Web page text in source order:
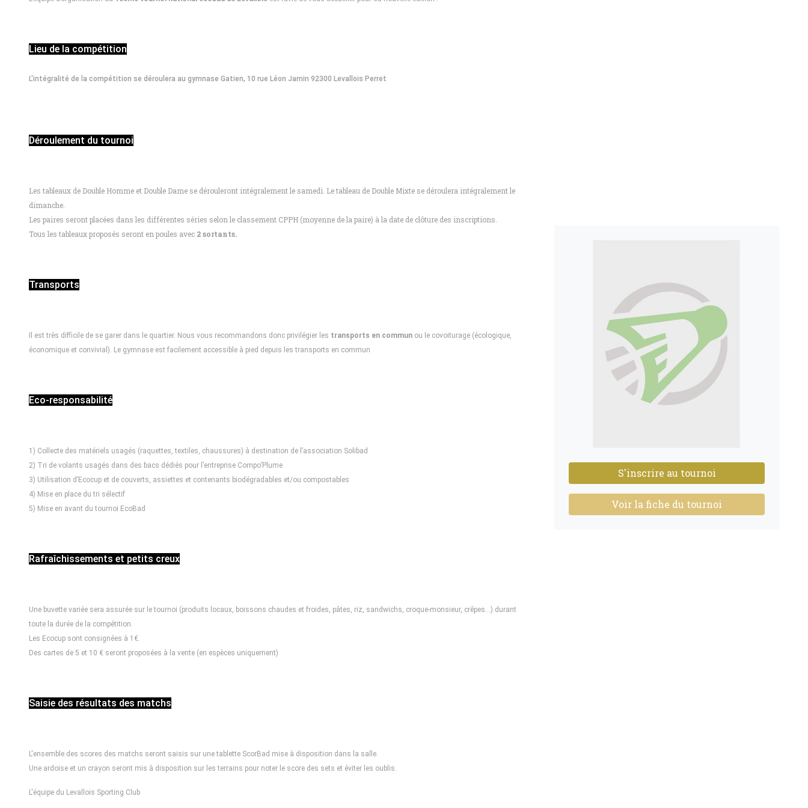
Lieu de la compétition
L'intégralité de la compétition se déroulera au gymnase Gatien, 10 rue Léon Jamin 92300 Levallois Perret
Déroulement du tournoi
Les tableaux de Double Homme et Double Dame se dérouleront intégralement le samedi. Le tableau de Double Mixte se déroulera intégralement le
dimanche.
Les paires seront placées dans les différentes séries selon le classement CPPH (moyenne de la paire) à la date de clôture des inscriptions.
Tous les tableaux proposés seront en poules avec 2 sortants.
Transports
Il est très difficile de se garer dans le quartier. Nous vous recommandons donc privilégier les transports en commun ou le covoiturage (écologique,
économique et convivial). Le gymnase est facilement accessible à pied depuis les transports en commun
Eco-responsabilité
1) Collecte des matériels usagés (raquettes, textiles, chaussures) à destination de l’association Solibad
2) Tri de volants usagés dans des bacs dédiés pour l’entreprise Compo’Plume
3) Utilisation d’Ecocup et de couverts, assiettes et contenants biodégradables et/ou compostables
4) Mise en place du tri sélectif
5) Mise en avant du tournoi EcoBad
Rafraîchissements et petits creux
Une buvette variée sera assurée sur le tournoi (produits locaux, boissons chaudes et froides, pâtes, riz, sandwichs, croque-monsieur, crêpes...) durant
toute la durée de la compétition.
Les Ecocup sont consignées à 1€.
Des cartes de 5 et 10 € seront proposées à la vente (en espèces uniquement)
Saisie des résultats des matchs
L'ensemble des scores des matchs seront saisis sur une tablette ScorBad mise à disposition dans la salle.
Une ardoise et un crayon seront mis à disposition sur les terrains pour noter le score des sets et éviter les oublis.
L'équipe du Levallois Sporting Club
S'inscrire au tournoi
Voir la fiche du tournoi